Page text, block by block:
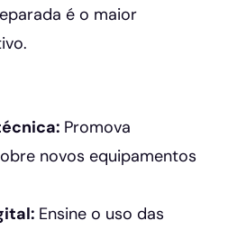
é o maior
Promova
novos equipamentos
Ensine o uso das